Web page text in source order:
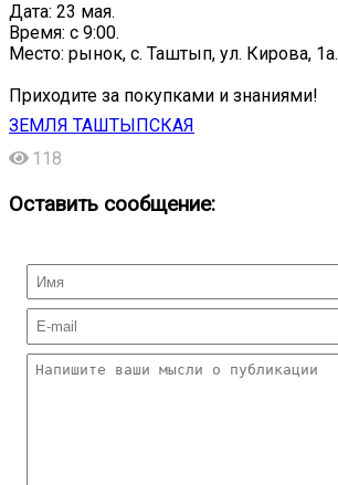
Дата: 23 мая.
Время: с 9:00.
Место: рынок, с. Таштып, ул. Кирова, 1а.
Приходите за покупками и знаниями!
ЗЕМЛЯ ТАШТЫПСКАЯ
118
Оставить сообщение: